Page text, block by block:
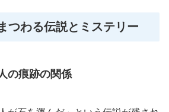
つわる伝説とミステリー
の痕跡の関係